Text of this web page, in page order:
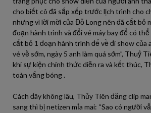
cho biết cô đã sắp xếp trước lịch trình cho
nhưng vì lời mời của Đỗ Long nên đã cắt bỏ
đoạn hành trình và đổi vé máy bay để có
cắt bỏ 1 đoạn hành trình để về đi show của
vé về sớm, ngày 5 anh làm quá sớm”, Thuỷ
khi sự kiện chính thức diễn ra và kết thúc,
toàn vắng bóng .
Cách đây không lâu, Thủy Tiên đăng clip
sang thì bị netizen mỉa mai: “Sao có người